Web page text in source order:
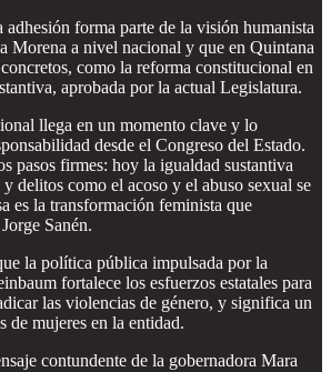
adhesión forma parte de la visión humanista
Morena a nivel nacional y que en Quintana
como la reforma constitucional en
aprobada por la actual Legislatura.
llega en un momento clave y lo
desde el Congreso del Estado.
pasos firmes: hoy la igualdad sustantiva
delitos como el acoso y el abuso sexual se
es la transformación feminista que
Sanén.
la política pública impulsada por la
fortalece los esfuerzos estatales para
las violencias de género, y significa un
de mujeres en la entidad.
contundente de la gobernadora Mara